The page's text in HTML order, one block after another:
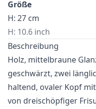
Größe
H: 27 cm
H: 10.6 inch
Beschreibung
Holz, mittelbraune
geschwärzt, zwei
haltend, ovaler Kopf
von dreischöpfiger